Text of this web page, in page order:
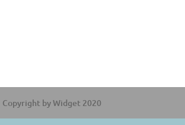
Copyright by Widget 2020